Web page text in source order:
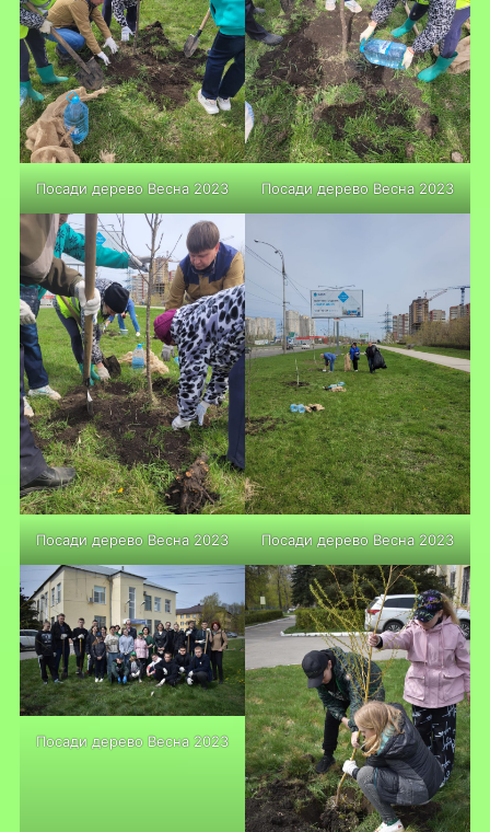
Посади дерево Весна 2023 Посади дерево Весна 2023
Посади дерево Весна 2023 Посади дерево Весна 2023
Посади дерево Весна 2023